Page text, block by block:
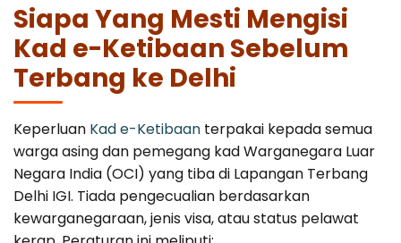
Siapa Yang Mesti Mengisi
Kad e-Ketibaan Sebelum
Terbang ke Delhi
Keperluan Kad e-Ketibaan terpakai kepada semua
warga asing dan pemegang kad Warganegara Luar
Negara India (OCI) yang tiba di Lapangan Terbang
Delhi IGI. Tiada pengecualian berdasarkan
kewarganegaraan, jenis visa, atau status pelawat